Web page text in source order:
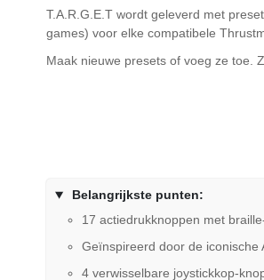
T.A.R.G.E.T wordt geleverd met
games) voor elke compatibele
Maak nieuwe presets of voeg ze toe.
Belangrijkste punten:
17 actiedrukknoppen met
Geïnspireerd door de iconische
4 verwisselbare joystickkop-